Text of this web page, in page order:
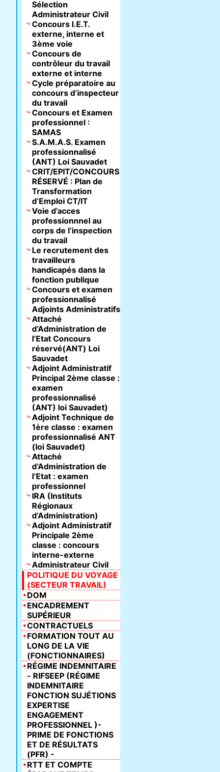
Sélection
Administrateur Civil
Concours I.E.T.
externe, interne et
3ème voie
Concours de
contrôleur du travail
externe et interne
Cycle préparatoire au
concours d’inspecteur
du travail
Concours et Examen
professionnel :
SAMAS
S.A.M.A.S. Examen
professionnalisé
(ANT) Loi Sauvadet
CRIT/EPIT/CONCOURS
RÉSERVÉ : Plan de
Transformation
d’Emploi CT/IT
Voie d’acces
professionnnel au
corps de l’inspection
du travail
Le recrutement des
travailleurs
handicapés dans la
fonction publique
Concours et examen
professionnalisé
Adjoints Administratifs
Attaché
d’Administration de
l’Etat Concours
réservé(ANT) Loi
Sauvadet
Adjoint Administratif
Principal 2ème classe :
examen
professionnalisé
(ANT) loi Sauvadet)
Adjoint Technique de
1ère classe : examen
professionnalisé ANT
(loi Sauvadet)
Attaché
d’Administration de
l’Etat : examen
professionnel
IRA (Instituts
Régionaux
d’Administration)
Adjoint Administratif
Principale 2ème
classe : concours
interne-externe
Administrateur Civil
POLITIQUE DU VOYAGE
(SECTEUR TRAVAIL)
DOM
ENCADREMENT
SUPÉRIEUR
CONTRACTUELS
FORMATION TOUT AU
LONG DE LA VIE
(FONCTIONNAIRES)
RÉGIME INDEMNITAIRE
- RIFSEEP (RÉGIME
INDEMNITAIRE
FONCTION SUJÉTIONS
EXPERTISE
ENGAGEMENT
PROFESSIONNEL )-
PRIME DE FONCTIONS
ET DE RÉSULTATS
(PFR) -
RTT ET COMPTE